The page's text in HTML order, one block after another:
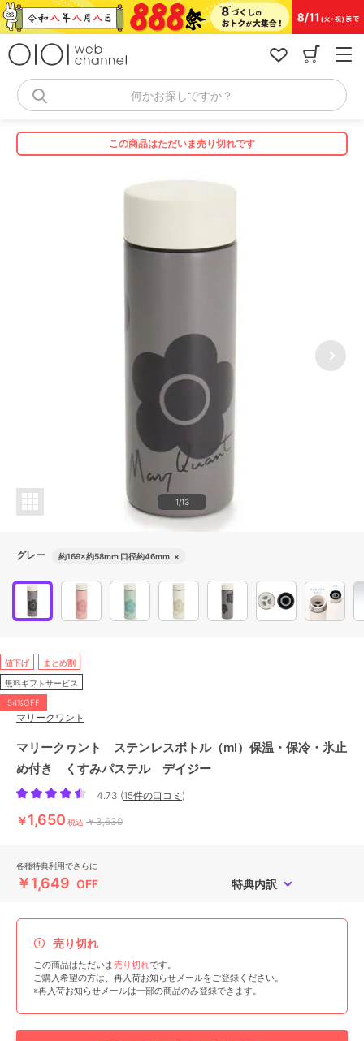
コ
ン
何かお探しですか？
この商品はただいま売り切れです
1/13
グレー 約169×約58mm 口径約46mm ×
値下げ まとめ割
無料ギフトサービス
54%OFF
マリークワント
マリークヮント ステンレスボトル（ml）保温・保冷・氷止
め付き くすみパステル デイジー
4.73 (15件の口コミ )
￥1,650 税込 ￥3,630
各種特典利用でさらに
￥1,649 OFF 特典内訳
売り切れ
この商品はただいま売り切れです。
ご購入希望の方は、再入荷お知らせメールをご登録ください。
※再入荷お知らせメールは一部の商品のみ登録できます。